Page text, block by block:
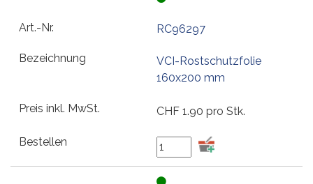
RC96297
VCI-Rostschutzfolie
160x200 mm
CHF 1.90 pro Stk.